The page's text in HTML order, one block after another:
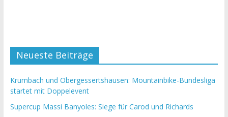
Neueste Beiträge
Krumbach und Obergessertshausen: Mountainbike-Bundesliga
startet mit Doppelevent
Supercup Massi Banyoles: Siege für Carod und Richards